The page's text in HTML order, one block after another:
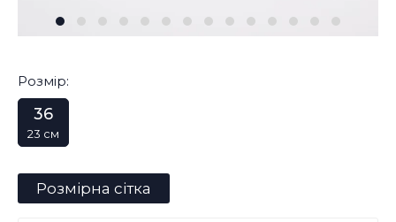
Розмір:
36
23 см
Розмірна сітка